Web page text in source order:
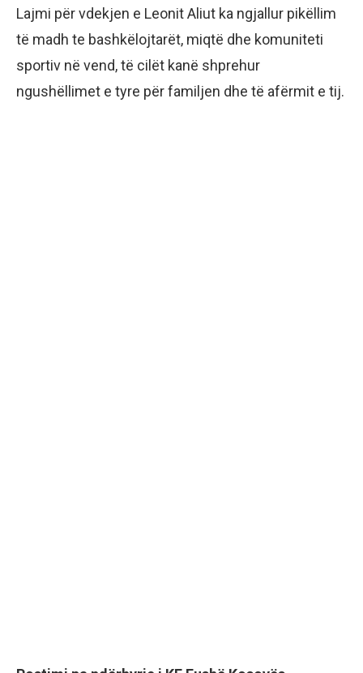
Lajmi për vdekjen e Leonit Aliut ka ngjallur pikëllim
të madh te bashkëlojtarët, miqtë dhe komuniteti
sportiv në vend, të cilët kanë shprehur
ngushëllimet e tyre për familjen dhe të afërmit e tij.